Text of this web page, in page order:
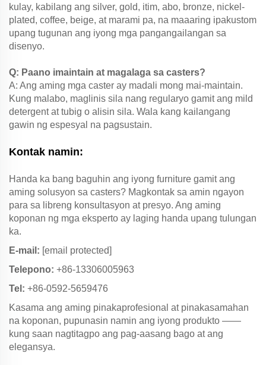
kulay, kabilang ang silver, gold, itim, abo, bronze, nickel-
plated, coffee, beige, at marami pa, na maaaring ipakustom
upang tugunan ang iyong mga pangangailangan sa
disenyo.
Q: Paano imaintain at magalaga sa casters?
A: Ang aming mga caster ay madali mong mai-maintain.
Kung malabo, maglinis sila nang regularyo gamit ang mild
detergent at tubig o alisin sila. Wala kang kailangang
gawin ng espesyal na pagsustain.
Kontak namin:
Handa ka bang baguhin ang iyong furniture gamit ang
aming solusyon sa casters? Magkontak sa amin ngayon
para sa libreng konsultasyon at presyo. Ang aming
koponan ng mga eksperto ay laging handa upang tulungan
ka.
E-mail: [email protected]
Telepono: +86-13306005963
Tel: +86-0592-5659476
Kasama ang aming pinakaprofesional at pinakasamahan
na koponan, pupunasin namin ang iyong produkto ——
kung saan nagtitagpo ang pag-aasang bago at ang
elegansya.